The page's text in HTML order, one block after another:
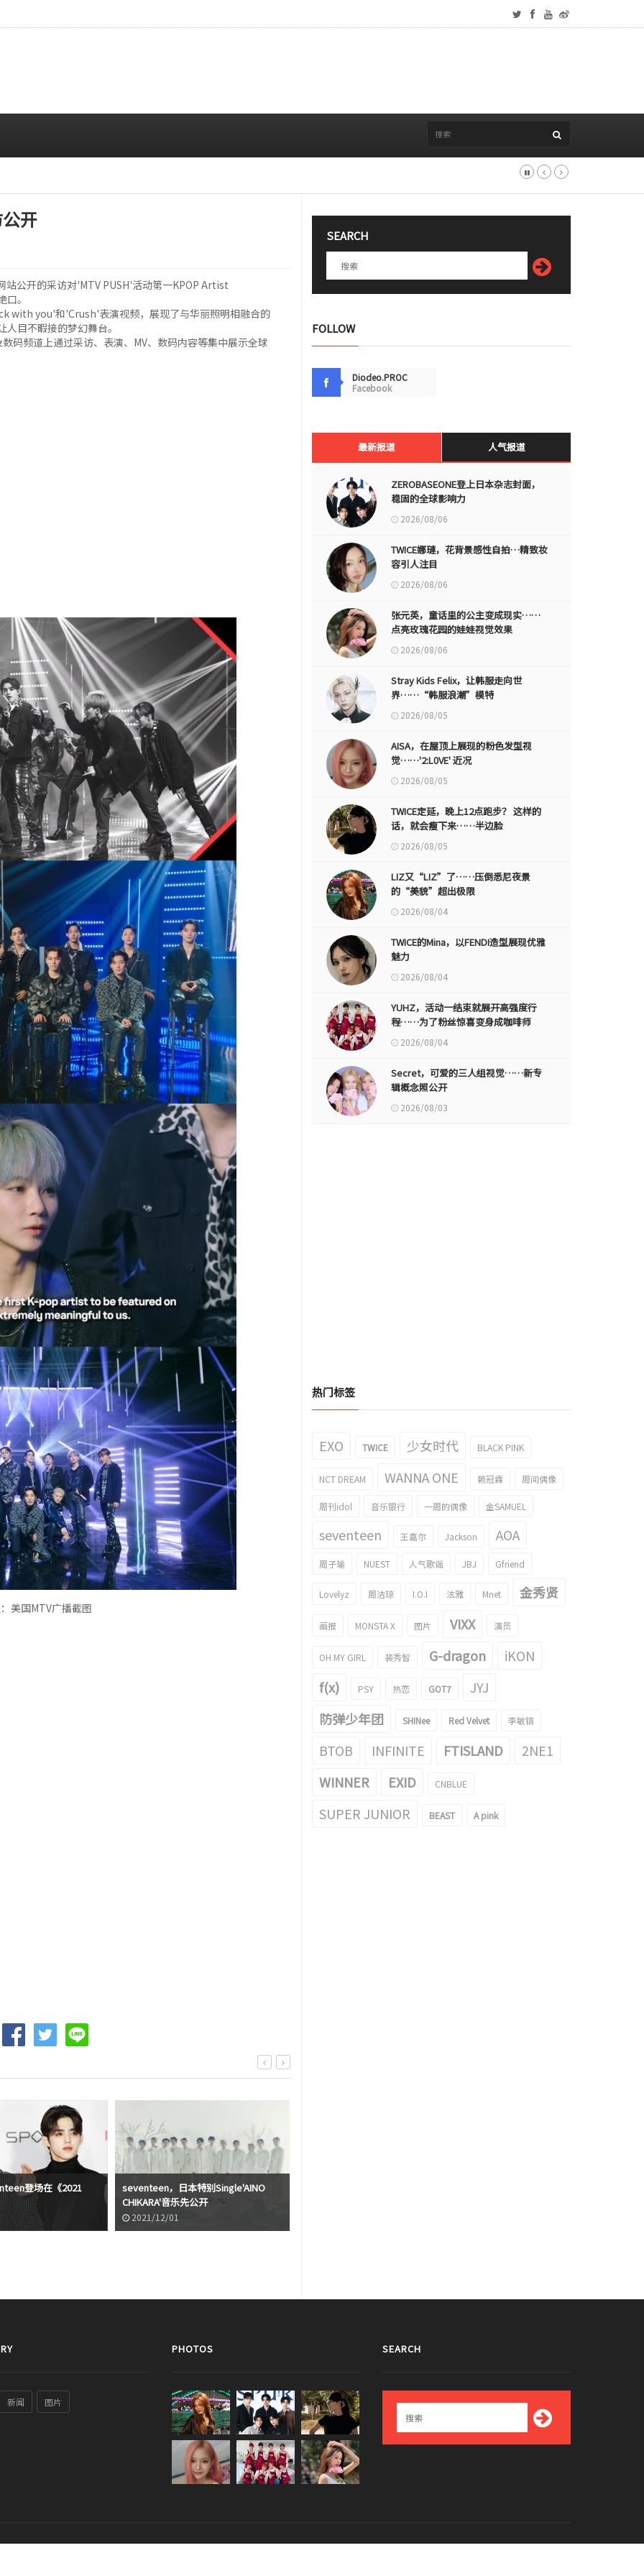
开
公开的采访对'MTV PUSH'活动第一KPOP Artist
。
with you'和'Crush'表演视频，展现了与华丽照明相融合的
目不暇接的梦幻舞台。
码频道上通过采访、表演、MV、数码内容等集中展示全球
美国MTV广播截图
登场在《2021
seventeen，日本特别Single'AINO
CHIKARA'音乐先公开
2021/12/01
SEARCH
FOLLOW
Diodeo.PROC
Facebook
最新报道 人气报道
ZEROBASEONE登上日本杂志封面，
稳固的全球影响力
2026/08/06
TWICE娜璉，花背景感性自拍…精致妆
容引人注目
2026/08/06
张元英，童话里的公主变成现实……
点亮玫瑰花园的娃娃视觉效果
2026/08/06
Stray Kids Felix，让韩服走向世
界……“韩服浪潮”模特
2026/08/05
AISA，在屋顶上展现的粉色发型视
觉……'2:L0VE' 近况
2026/08/05
TWICE定延，晚上12点跑步？ 这样的
话，就会瘦下来……半边脸
2026/08/05
LIZ又“LIZ”了……压倒悉尼夜景
的“美貌”超出极限
2026/08/04
TWICE的Mina，以FENDI造型展现优雅
魅力
2026/08/04
YUHZ，活动一结束就展开高强度行
程……为了粉丝惊喜变身成咖啡师
2026/08/04
Secret，可爱的三人组视觉……新专
辑概念照公开
2026/08/03
热门标签
EXO TWICE 少女时代 BLACK PINK
NCT DREAM WANNA ONE 赖冠霖 周间偶像
周刊idol 音乐银行 一周的偶像 金SAMUEL
seventeen 王嘉尔 Jackson AOA
周子瑜 NUEST 人气歌谣 JBJ Gfriend
Lovelyz 周洁琼 I.O.I 泫雅 Mnet 金秀贤
画报 MONSTA X 图片 VIXX 演员
OH MY GIRL 裴秀智 G-dragon
iKON
f(x)
PSY 热恋 GOT7
JYJ
防弹少年团
SHINee Red Velvet 李敏镐
BTOB INFINITE FTISLAND
2NE1
WINNER
EXID CNBLUE
SUPER JUNIOR BEAST A pink
新闻 图片
PHOTOS SEARCH